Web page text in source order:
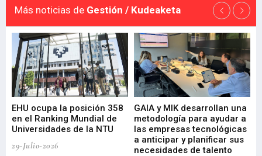
Más noticias de Gestión / Kudeaketa
EHU ocupa la posición 358
en el Ranking Mundial de
Universidades de la NTU
29-Julio-2026
GAIA y MIK desarrollan una
metodología para ayudar a
las empresas tecnológicas
a anticipar y planificar sus
necesidades de talento